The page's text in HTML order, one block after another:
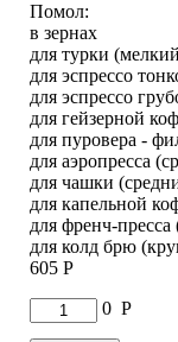
Помол:
в зернах
для турки
для эспрессо
для эспрессо
для гейзерной
для пуровера -
для аэропресса
для чашки
для капельной
для френч-
для колд брю
605Р
Количество
товара
0 Р